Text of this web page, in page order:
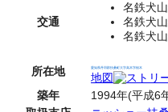
交通
名鉄犬
名鉄犬
名鉄犬
所在地 愛知県丹羽郡扶桑町大字高木字桜木
地図
築年
1994年(平成6